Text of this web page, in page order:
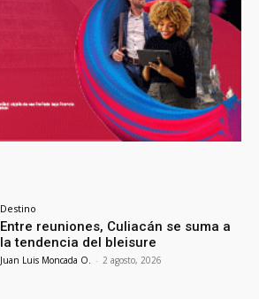
Destino
Entre reuniones, Culiacán se suma a
la tendencia del bleisure
Juan Luis Moncada O. - 2 agosto, 2026